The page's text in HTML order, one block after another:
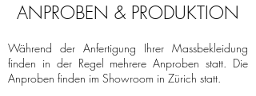
ANPROBEN & PRODUKTION
Während der Anfertigung Ihrer Massbekleidung
finden in der Regel mehrere Anproben statt. Die
Anproben finden im Showroom in Zürich statt.